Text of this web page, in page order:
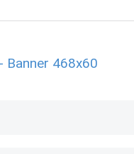
Banner 468x60